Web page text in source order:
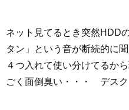
ネット見てるとき突然HDD
タン」という音が断続的に
４つ入れて使い分けてるか
ごく面倒臭い・・・ デス